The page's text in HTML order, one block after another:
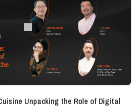
Unpacking the Role of Digital